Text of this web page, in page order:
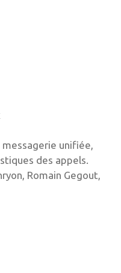
messagerie unifiée,
des appels.
Romain Gegout,